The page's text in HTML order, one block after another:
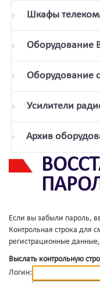
Шкафы
Оборудование
Оборудование
Усилители
Архив
Если вы забыли пароль,
Контрольная строка для
регистрационные
Выслать контрольную
Логин: